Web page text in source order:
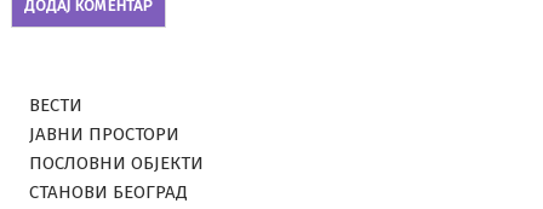
ВЕСТИ
ЈАВНИ ПРОСТОРИ
ПОСЛОВНИ ОБЈЕКТИ
СТАНОВИ БЕОГРАД